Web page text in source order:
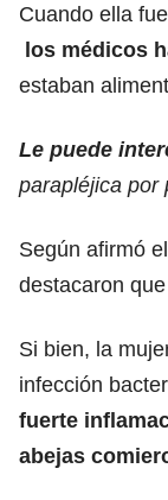
Cuando ella
los médicos
estaban
Le puede
parapléjica por
Según afirmó
destacaron
Si bien, la
infección
fuerte
abejas